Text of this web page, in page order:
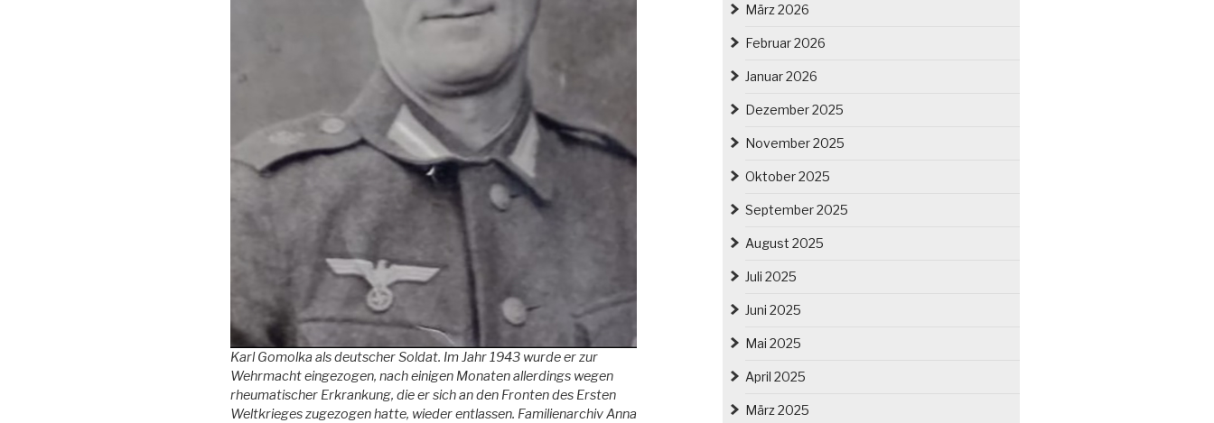
Karl Gomolka als deutscher Soldat. Im Jahr 1943 wurde er zur
Wehrmacht eingezogen, nach einigen Monaten allerdings wegen
rheumatischer Erkrankung, die er sich an den Fronten des Ersten
Weltkrieges zugezogen hatte, wieder entlassen. Familienarchiv Anna
März 2026
Februar 2026
Januar 2026
Dezember 2025
November 2025
Oktober 2025
September 2025
August 2025
Juli 2025
Juni 2025
Mai 2025
April 2025
März 2025